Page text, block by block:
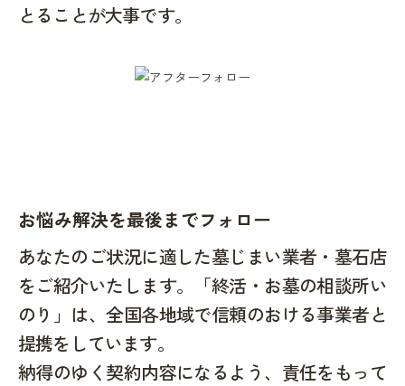
とることが大事です。
お悩み解決を最後までフォロー
あなたのご状況に適した墓じまい業者・墓石店
をご紹介いたします。「終活・お墓の相談所い
のり」は、全国各地域で信頼のおける事業者と
提携をしています。
納得のゆく契約内容になるよう、責任をもって